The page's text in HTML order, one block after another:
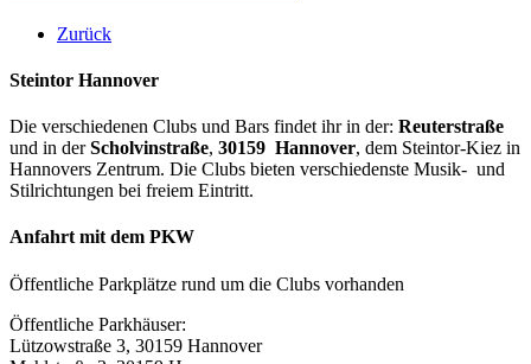
Zurück
Steintor Hannover
Die verschiedenen Clubs und Bars findet ihr in der: Reuterstraße
und in derScholvinstraße, 30159 Hannover, dem Steintor-Kiez in
Hannovers Zentrum. Die Clubs bieten verschiedenste Musik- und
Stilrichtungen bei freiem Eintritt.
Anfahrt mit dem PKW
Öffentliche Parkplätze rund um die Clubs vorhanden
Öffentliche Parkhäuser:
Lützowstraße 3, 30159 Hannover